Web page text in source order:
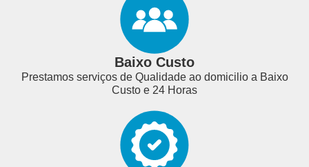
Baixo Custo
Prestamos serviços de Qualidade ao domicilio a Baixo
Custo e 24 Horas